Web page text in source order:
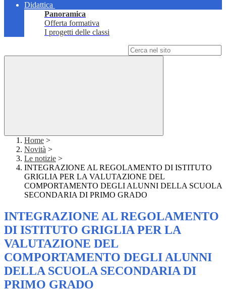
Didattica
Panoramica
Offerta formativa
I progetti delle classi
Home >
Novità >
Le notizie >
INTEGRAZIONE AL REGOLAMENTO DI ISTITUTO
GRIGLIA PER LA VALUTAZIONE DEL
COMPORTAMENTO DEGLI ALUNNI DELLA SCUOLA
SECONDARIA DI PRIMO GRADO
INTEGRAZIONE AL REGOLAMENTO
DI ISTITUTO GRIGLIA PER LA
VALUTAZIONE DEL
COMPORTAMENTO DEGLI ALUNNI
DELLA SCUOLA SECONDARIA DI
PRIMO GRADO